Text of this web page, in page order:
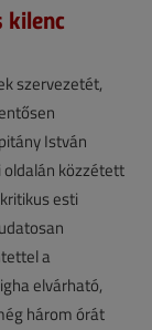
kilenc
szervezetét,
István
oldalán közzétett
esti
a
elvárható,
három órát